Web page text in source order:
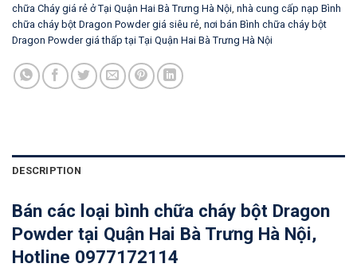
chữa Cháy giá rẻ ở Tại Quận Hai Bà Trưng Hà Nội, nhà cung cấp nạp Bình
chữa cháy bột Dragon Powder giá siêu rẻ, nơi bán Bình chữa cháy bột
Dragon Powder giá thấp tại Tại Quận Hai Bà Trưng Hà Nội
DESCRIPTION
Bán các loại bình chữa cháy bột Dragon
Powder tại Quận Hai Bà Trưng Hà Nội,
Hotline 0977172114